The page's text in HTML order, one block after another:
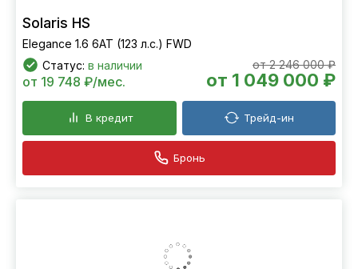
Solaris HS
Elegance 1.6 6AT (123 л.с.) FWD
Статус: в наличии от 2 246 000 ₽
от 1 049 000 ₽
от 19 748 ₽/мес.
В кредит Трейд-ин
Бронь